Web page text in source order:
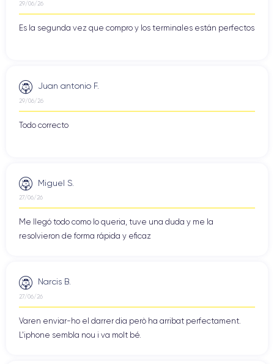
29/06/26
Es la segunda vez que compro y los terminales están perfectos
Juan antonio F.
29/06/26
Todo correcto
Miguel S.
27/06/26
Me llegó todo como lo queria, tuve una duda y me la
resolvieron de forma rápida y eficaz
Narcis B.
27/06/26
Varen enviar-ho el darrer dia però ha arribat perfectament.
L'iphone sembla nou i va molt bé.